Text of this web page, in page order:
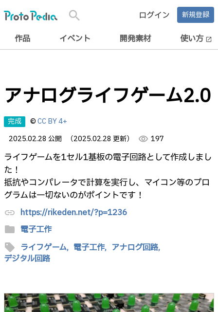
search ログイン 新規登録
作品 イベント 開発素材 使い方 open_in_new
アナログライフゲーム2.0
完成 ©CC BY 4+
2025.02.28 公開
（2025.02.28 更新） visibility 197
ライフゲームを1セル1基板の電子回路として作成しまし
た！
抵抗やコンパレータで計算を実行し、マイコン等のプロ
グラムは一切ないのがポイントです！
link https://rikeden.net/?p=1236
folder 電子工作
sell ライフゲーム, 電子工作, アナログ回路,
デジタル回路